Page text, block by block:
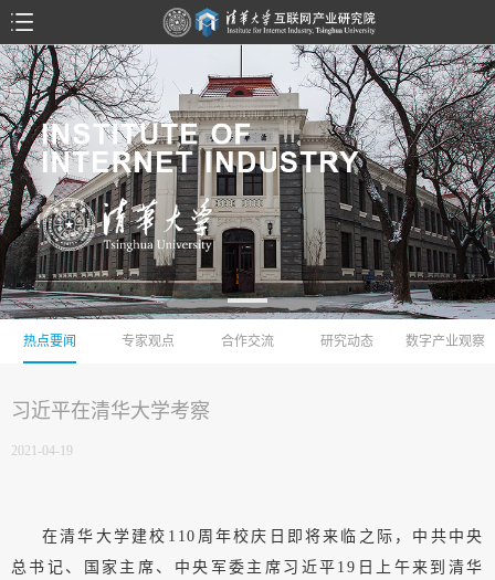
热点要闻 专家观点 合作交流 研究动态 数字产业观察
习近平在清华大学考察
2021-04-19
在清华大学建校110周年校庆日即将来临之际，中共中央
总书记、国家主席、中央军委主席习近平19日上午来到清华